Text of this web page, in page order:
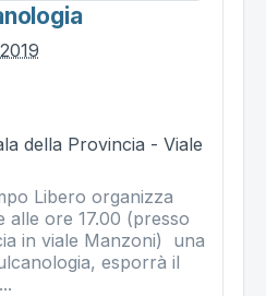
della Provincia - Viale
Libero organizza
alle ore 17.00 (presso
in viale Manzoni) una
esporrà il